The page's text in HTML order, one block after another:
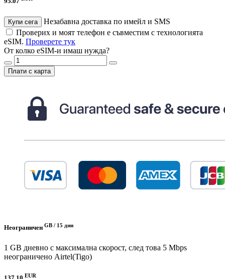
Купи сега
Незабавна доставка по имейл и SMS
Проверих и моят телефон е съвместим с технологията
eSIM. Проверете тук
От колко eSIM-и имаш нужда?
Плати с карта
Неограничен GB / 15 дни
1 GB дневно с максимална скорост, след това 5 Mbps
неограничено Airtel(Tigo)
EUR